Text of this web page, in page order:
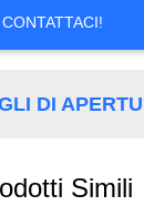
CONTATTACI!
DI
Simili